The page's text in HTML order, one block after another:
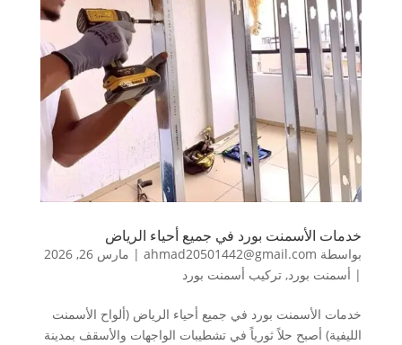
خدمات الأسمنت بورد في جميع أحياء الرياض
بواسطة ahmad20501442@gmail.com
| مارس 26, 2026
| أسمنت بورد, تركيب أسمنت بورد
خدمات الأسمنت بورد في جميع أحياء الرياض (ألواح الأسمنت
الليفية) أصبح حلاً ثورياً في تشطيبات الواجهات والأسقف بمدينة